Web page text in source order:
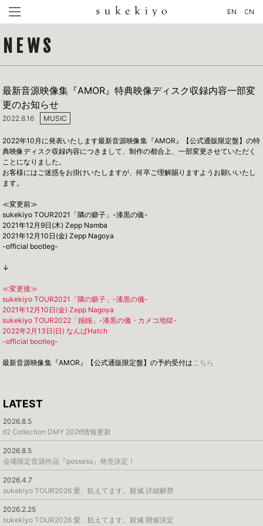
EN CN
NEWS
最新音源映像集『AMOR』特典映像ディスク収録内容一部変
更のお知らせ
2022.8.16 MUSIC
2022年10月に発表いたします最新音源映像集『AMOR』【公式通販限定盤】の特
典映像ディスク収録内容につきまして、制作の都合上、一部変更させていただく
ことになりました。
お客様にはご迷惑をお掛けいたしますが、何卒ご理解賜りますようお願いいたし
ます。
≪変更前≫
sukekiyo TOUR2021「隣の癖子」-漆黒の儀-
2021年12月9日(木) Zepp Namba
2021年12月10日(金) Zepp Nagoya
-official bootleg-
↓
≪変更後≫
sukekiyo TOUR2021「隣の癖子」-漆黒の儀-
2021年12月10日(金) Zepp Nagoya
sukekiyo TOUR2022「嫋嫋」-漆黒の儀・カメコ地獄-
2022年2月13日(日) なんばHatch
-official bootleg-
最新音源映像集『AMOR』【公式通販限定盤】の予約受付はこちら
LATEST
2026.8.5
♯2 Collection DMY 2026情報更新
2026.8.5
会場限定音源作品『possess』発売決定！
2026.4.7
sukekiyo TOUR2026 愛、飢えてます。殺滅 詳細解禁
2026.2.25
sukekiyo TOUR2026 愛、飢えてます。殺滅 開催決定